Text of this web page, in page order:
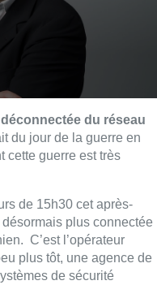
du réseau
du jour de la guerre en
cette guerre est très
de 15h30 cet après-
plus connectée
C’est l’opérateur
plus tôt, une agence de
de sécurité